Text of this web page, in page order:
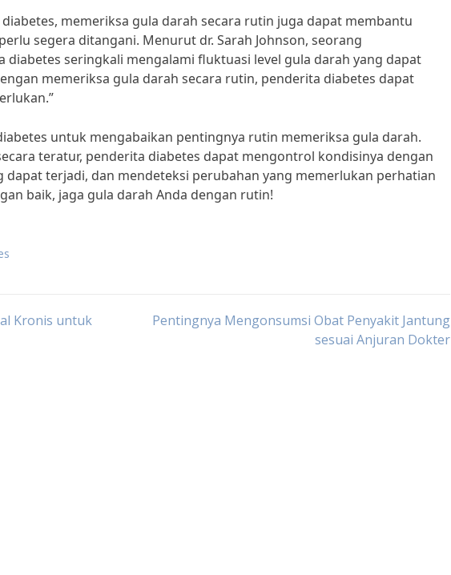
memeriksa gula darah secara rutin juga dapat membantu
segera ditangani. Menurut dr. Sarah Johnson, seorang
diabetes seringkali mengalami fluktuasi level gula darah yang dapat
memeriksa gula darah secara rutin, penderita diabetes dapat
untuk mengabaikan pentingnya rutin memeriksa gula darah.
teratur, penderita diabetes dapat mengontrol kondisinya dengan
dapat terjadi, dan mendeteksi perubahan yang memerlukan perhatian
baik, jaga gula darah Anda dengan rutin!
Kronis untuk
Pentingnya Mengonsumsi Obat Penyakit Jantung
sesuai Anjuran Dokter